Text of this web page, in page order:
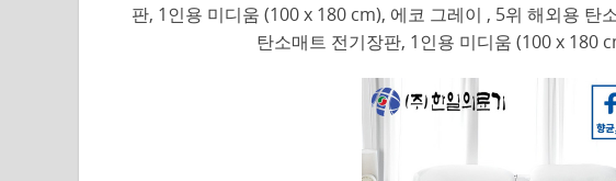
판, 1인용 미디움 (100 x 180 cm), 에코 그레이 , 5위 해외용 탄
탄소매트 전기장판, 1인용 미디움 (100 x 180